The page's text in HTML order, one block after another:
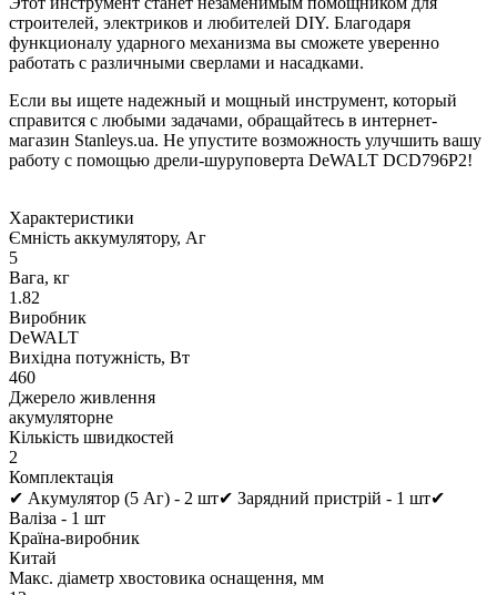
строителей, электриков и любителей DIY. Благодаря
функционалу ударного механизма вы сможете уверенно
работать с различными сверлами и насадками.
Если вы ищете надежный и мощный инструмент, который
справится с любыми задачами, обращайтесь в интернет-
магазин Stanleys.ua. Не упустите возможность улучшить вашу
работу с помощью дрели-шуруповерта DeWALT DCD796P2!
Характеристики
Ємність аккумулятору, Аг
5
Вага, кг
1.82
Виробник
DeWALT
Вихідна потужність, Вт
460
Джерело живлення
акумуляторне
Кількість швидкостей
2
Комплектація
✔ Акумулятор (5 Аг) - 2 шт✔ Зарядний пристрій - 1 шт✔
Валіза - 1 шт
Країна-виробник
Китай
Макс. діаметр хвостовика оснащення, мм